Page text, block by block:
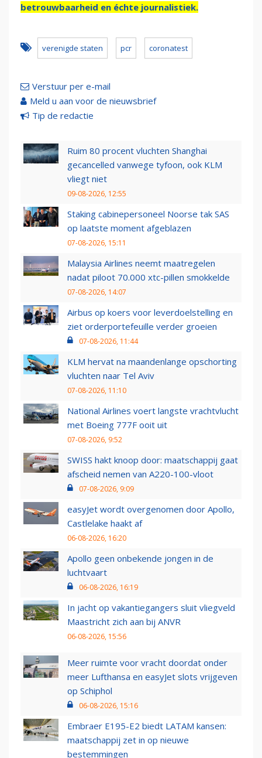
betrouwbaarheid en échte journalistiek.
verenigde staten pcr coronatest
Verstuur per e-mail
Meld u aan voor de nieuwsbrief
Tip de redactie
Ruim 80 procent vluchten Shanghai
gecancelled vanwege tyfoon, ook KLM
vliegt niet
09-08-2026, 12:55
Staking cabinepersoneel Noorse tak SAS
op laatste moment afgeblazen
07-08-2026, 15:11
Malaysia Airlines neemt maatregelen
nadat piloot 70.000 xtc-pillen smokkelde
07-08-2026, 14:07
Airbus op koers voor leverdoelstelling en
ziet orderportefeuille verder groeien
07-08-2026, 11:44
KLM hervat na maandenlange opschorting
vluchten naar Tel Aviv
07-08-2026, 11:10
National Airlines voert langste vrachtvlucht
met Boeing 777F ooit uit
07-08-2026, 9:52
SWISS hakt knoop door: maatschappij gaat
afscheid nemen van A220-100-vloot
07-08-2026, 9:09
easyJet wordt overgenomen door Apollo,
Castlelake haakt af
06-08-2026, 16:20
Apollo geen onbekende jongen in de
luchtvaart
06-08-2026, 16:19
In jacht op vakantiegangers sluit vliegveld
Maastricht zich aan bij ANVR
06-08-2026, 15:56
Meer ruimte voor vracht doordat onder
meer Lufthansa en easyJet slots vrijgeven
op Schiphol
06-08-2026, 15:16
Embraer E195-E2 biedt LATAM kansen:
maatschappij zet in op nieuwe
bestemmingen